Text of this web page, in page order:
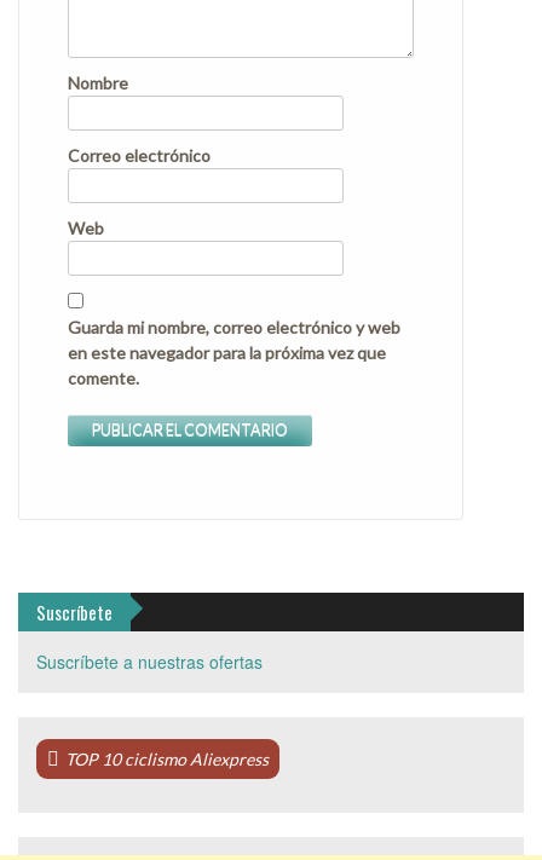
Nombre
Correo electrónico
Web
Guarda mi nombre, correo electrónico y web
en este navegador para la próxima vez que
comente.
Suscríbete
Suscríbete a nuestras ofertas
TOP 10 ciclismo Aliexpress